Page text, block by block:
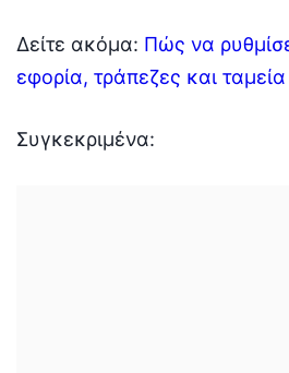
Δείτε ακόμα: Πώς να
εφορία, τράπεζες και ταμεία
Συγκεκριμένα: